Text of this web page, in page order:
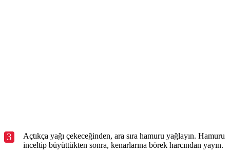
3
Açtıkça yağı çekeceğinden, ara sıra hamuru yağlayın. Hamuru
inceltip büyüttükten sonra, kenarlarına börek harcından yayın.